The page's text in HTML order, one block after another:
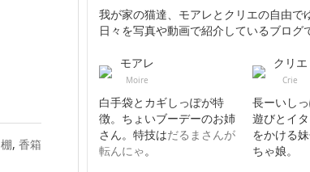
棚, 香箱
我が家の猫達、モアレとクリエの自由で
日々を写真や動画で紹介しているブログ
モアレ
Moire
白手袋とカギしっぽが特
徴。ちょいブーデーのお姉
さん。特技はだるまさんが
転んにゃ。
クリエ
Crie
長ーいしっ
遊びとイ
をかける
ちゃ娘。